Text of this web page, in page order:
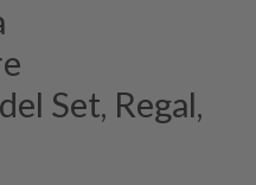
Set, Regal,